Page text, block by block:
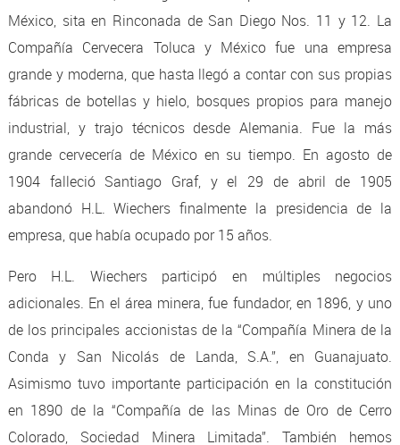
México, sita en Rinconada de San Diego Nos. 11 y 12. La
Compañía Cervecera Toluca y México fue una empresa
grande y moderna, que hasta llegó a contar con sus propias
fábricas de botellas y hielo, bosques propios para manejo
industrial, y trajo técnicos desde Alemania. Fue la más
grande cervecería de México en su tiempo. En agosto de
1904 falleció Santiago Graf, y el 29 de abril de 1905
abandonó H.L. Wiechers finalmente la presidencia de la
empresa, que había ocupado por 15 años.
Pero H.L. Wiechers participó en múltiples negocios
adicionales. En el área minera, fue fundador, en 1896, y uno
de los principales accionistas de la “Compañía Minera de la
Conda y San Nicolás de Landa, S.A.”, en Guanajuato.
Asimismo tuvo importante participación en la constitución
en 1890 de la “Compañía de las Minas de Oro de Cerro
Colorado, Sociedad Minera Limitada”. También hemos